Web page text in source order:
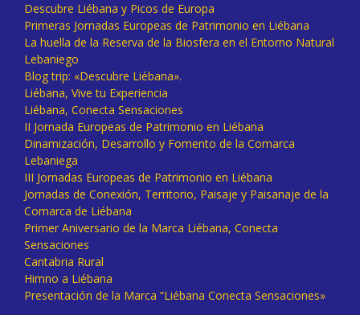
Descubre Liébana y Picos de Europa
Primeras Jornadas Europeas de Patrimonio en Liébana
La huella de la Reserva de la Biosfera en el Entorno Natural
Lebaniego
Blog trip: «Descubre Liébana».
Liébana, Vive tu Experiencia
Liébana, Conecta Sensaciones
II Jornada Europeas de Patrimonio en Liébana
Dinamización, Desarrollo y Fomento de la Comarca
Lebaniega
III Jornadas Europeas de Patrimonio en Liébana
Jornadas de Conexión, Territorio, Paisaje y Paisanaje de la
Comarca de Liébana
Primer Aniversario de la Marca Liébana, Conecta
Sensaciones
Cantabria Rural
Himno a Liébana
Presentación de la Marca “Liébana Conecta Sensaciones»